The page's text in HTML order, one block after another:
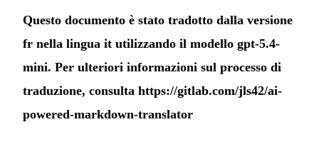
Questo documento è stato tradotto dalla versione
fr nella lingua it utilizzando il modello gpt-5.4-
mini. Per ulteriori informazioni sul processo di
traduzione, consulta https://gitlab.com/jls42/ai-
powered-markdown-translator